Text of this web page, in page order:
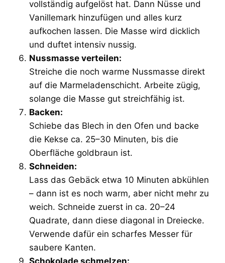
vollständig aufgelöst hat. Dann Nüsse und
Vanillemark hinzufügen und alles kurz
aufkochen lassen. Die Masse wird dicklich
und duftet intensiv nussig.
Nussmasse verteilen:
Streiche die noch warme Nussmasse direkt
auf die Marmeladenschicht. Arbeite zügig,
solange die Masse gut streichfähig ist.
Backen:
Schiebe das Blech in den Ofen und backe
die Kekse ca. 25–30 Minuten, bis die
Oberfläche goldbraun ist.
Schneiden:
Lass das Gebäck etwa 10 Minuten abkühlen
– dann ist es noch warm, aber nicht mehr zu
weich. Schneide zuerst in ca. 20–24
Quadrate, dann diese diagonal in Dreiecke.
Verwende dafür ein scharfes Messer für
saubere Kanten.
Schokolade schmelzen: